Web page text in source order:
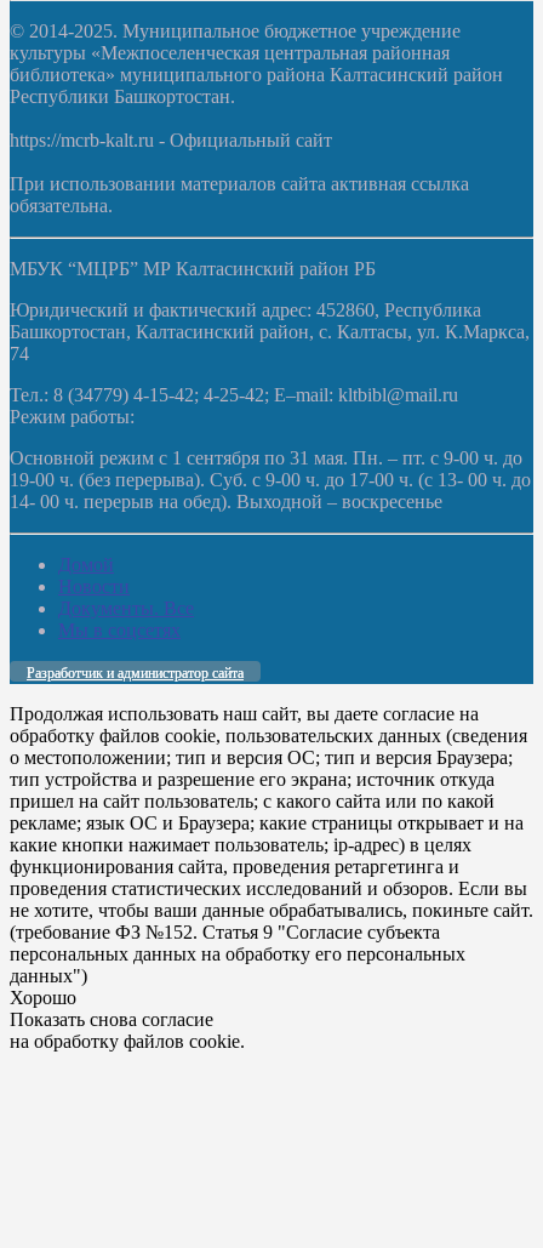
© 2014-2025. Муниципальное бюджетное учреждение
культуры «Межпоселенческая центральная районная
библиотека» муниципального района Калтасинский район
Республики Башкортостан.
https://mcrb-kalt.ru - Официальный сайт
При использовании материалов сайта активная ссылка
обязательна.
МБУК “МЦРБ” МР Калтасинский район РБ
Юридический и фактический адрес: 452860, Республика
Башкортостан, Калтасинский район, с. Калтасы, ул. К.Маркса,
74
Тел.: 8 (34779) 4-15-42; 4-25-42; E–mail: kltbibl@mail.ru
Режим работы:
Основной режим с 1 сентября по 31 мая. Пн. – пт. с 9-00 ч. до
19-00 ч. (без перерыва). Суб. с 9-00 ч. до 17-00 ч. (с 13- 00 ч. до
14- 00 ч. перерыв на обед). Выходной – воскресенье
Домой
Новости
Документы. Все
Мы в соцсетях
Разработчик и администратор сайта
Продолжая использовать наш сайт, вы даете согласие на
обработку файлов cookie, пользовательских данных (сведения
о местоположении; тип и версия ОС; тип и версия Браузера;
тип устройства и разрешение его экрана; источник откуда
пришел на сайт пользователь; с какого сайта или по какой
рекламе; язык ОС и Браузера; какие страницы открывает и на
какие кнопки нажимает пользователь; ip-адрес) в целях
функционирования сайта, проведения ретаргетинга и
проведения статистических исследований и обзоров. Если вы
не хотите, чтобы ваши данные обрабатывались, покиньте сайт.
(требование ФЗ №152. Статья 9 "Согласие субъекта
персональных данных на обработку его персональных
данных")
Хорошо
Показать снова согласие
на обработку файлов cookie.